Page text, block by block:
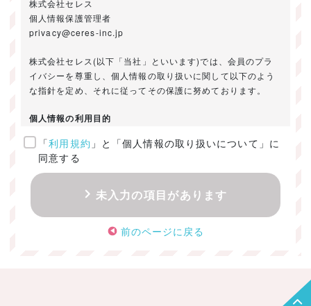
株式会社セレス
個人情報保護管理者
privacy@ceres-inc.jp
株式会社セレス(以下「当社」といいます)では、会員のプラ
イバシーを尊重し、個人情報の取り扱いに関して以下のよう
な指針を定め、それに従ってその保護に努めております。
個人情報の利用目的
ご提供いただきました個人情報は、以下のためにのみ利用い
たします。
・お問い合わせに対する回答及び資料送付のご連絡
・当社のお客様向けサービスの提供
・本人確認
・サービスの開発・改善のための分析
「利用規約 」と「個人情報の取り扱いについて」に
同意する
未入力の項目があります
前のページに戻る